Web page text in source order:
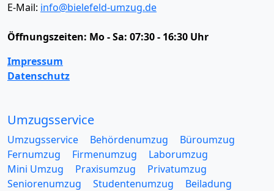
E-Mail: info@bielefeld-umzug.de
Öffnungszeiten: Mo - Sa: 07:30 - 16:30 Uhr
Impressum
Datenschutz
Umzugsservice
Umzugsservice Behördenumzug
Büroumzug
Fernumzug
Firmenumzug
Laborumzug
Mini Umzug
Praxisumzug
Privatumzug
Seniorenumzug
Studentenumzug
Beiladung